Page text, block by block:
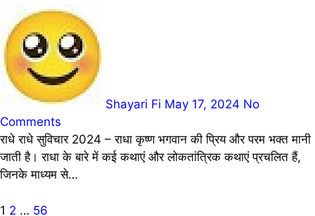
Shayari Fi May 17, 2024 No
Comments
राधे राधे सुविचार 2024 – राधा कृष्ण भगवान की प्रिय और परम भक्त मानी
जाती है। राधा के बारे में कई कथाएं और लोकतांत्रिक कथाएं प्रचलित हैं,
जिनके माध्यम से…
1 2 … 56